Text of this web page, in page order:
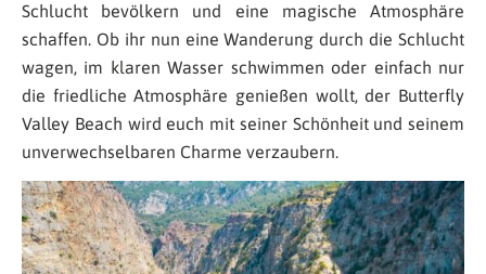
Schlucht bevölkern und eine magische Atmosphäre
schaffen. Ob ihr nun eine Wanderung durch die Schlucht
wagen, im klaren Wasser schwimmen oder einfach nur
die friedliche Atmosphäre genießen wollt, der Butterfly
Valley Beach wird euch mit seiner Schönheit und seinem
unverwechselbaren Charme verzaubern.